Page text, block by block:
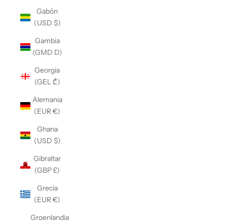
Gabón
(USD $)
Gambia
(GMD D)
Georgia
(GEL ₾)
Alemania
(EUR €)
Ghana
(USD $)
Gibraltar
(GBP £)
Grecia
(EUR €)
Groenlandia